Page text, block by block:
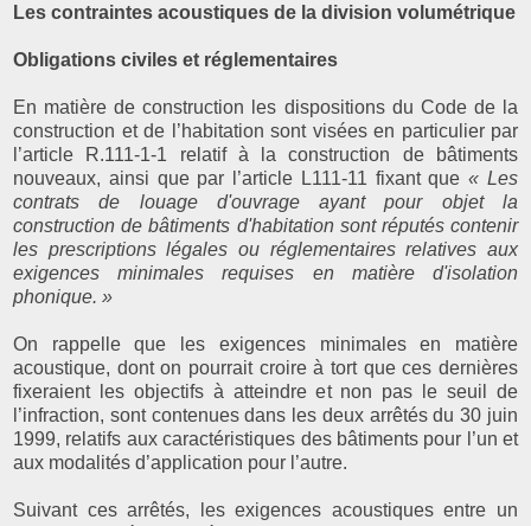
Les contraintes acoustiques de la division volumétrique
Obligations civiles et réglementaires
En matière de construction les dispositions du Code de la
construction et de l’habitation sont visées en particulier par
l’article R.111-1-1 relatif à la construction de bâtiments
nouveaux, ainsi que par l’article L111-11 fixant que« Les
contrats de louage d'ouvrage ayant pour objet la
construction de bâtiments d'habitation sont réputés contenir
les prescriptions légales ou réglementaires relatives aux
exigences minimales requises en matière d'isolation
phonique. »
On rappelle que les exigences minimales en matière
acoustique, dont on pourrait croire à tort que ces dernières
fixeraient les objectifs à atteindre et non pas le seuil de
l’infraction, sont contenues dans les deux arrêtés du 30 juin
1999, relatifs aux caractéristiques des bâtiments pour l’un et
aux modalités d’application pour l’autre.
Suivant ces arrêtés, les exigences acoustiques entre un